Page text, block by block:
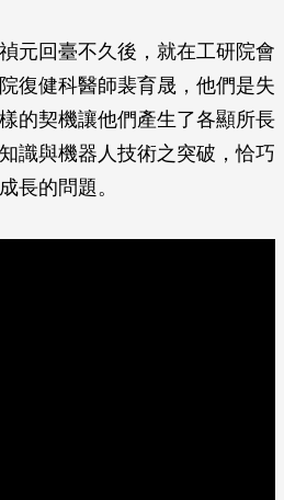
元回臺不久後，就在工研院會
復健科醫師裴育晟，他們是失
的契機讓他們產生了各顯所長
識與機器人技術之突破，恰巧
長的問題。